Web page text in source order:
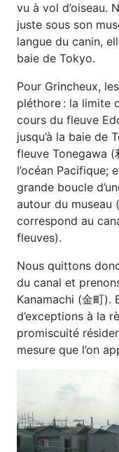
vu à vol d’oiseau.
juste sous son
langue du canin,
baie de Tokyo.
Pour Grincheux,
pléthore : la limite
cours du fleuve
jusqu’à la baie de
fleuve Tonegawa (
l’océan Pacifique;
grande boucle
autour du museau
correspond au
fleuves).
Nous quittons
du canal et
Kanamachi (金町).
d’exceptions à la
promiscuité
mesure que l’on